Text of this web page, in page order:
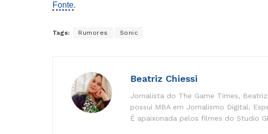
Fonte.
Tags: Rumores Sonic
Beatriz Chiessi
Jornalista do The Game Times,
possui MBA em Jornalismo Digital.
É apaixonada pelos filmes do Studio